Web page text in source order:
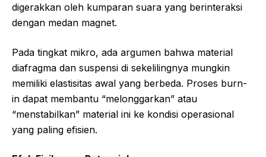
digerakkan oleh kumparan suara yang berinteraksi
dengan medan magnet.
Pada tingkat mikro, ada argumen bahwa material
diafragma dan suspensi di sekelilingnya mungkin
memiliki elastisitas awal yang berbeda. Proses burn-
in dapat membantu “melonggarkan” atau
“menstabilkan” material ini ke kondisi operasional
yang paling efisien.